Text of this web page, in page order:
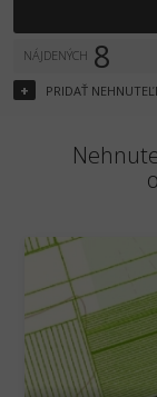
NÁJDENÝCH 8
+ PRIDAŤ